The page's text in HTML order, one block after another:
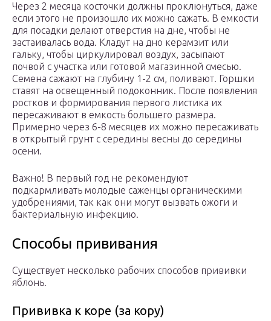
Через 2 месяца косточки должны проклюнуться, даже
если этого не произошло их можно сажать. В емкости
для посадки делают отверстия на дне, чтобы не
застаивалась вода. Кладут на дно керамзит или
гальку, чтобы циркулировал воздух, засыпают
почвой с участка или готовой магазинной смесью.
Семена сажают на глубину 1-2 см, поливают. Горшки
ставят на освещенный подоконник. После появления
ростков и формирования первого листика их
пересаживают в емкость большего размера.
Примерно через 6-8 месяцев их можно пересаживать
в открытый грунт с середины весны до середины
осени.
Важно! В первый год не рекомендуют
подкармливать молодые саженцы органическими
удобрениями, так как они могут вызвать ожоги и
бактериальную инфекцию.
Способы прививания
Существует несколько рабочих способов прививки
яблонь.
Прививка к коре (за кору)